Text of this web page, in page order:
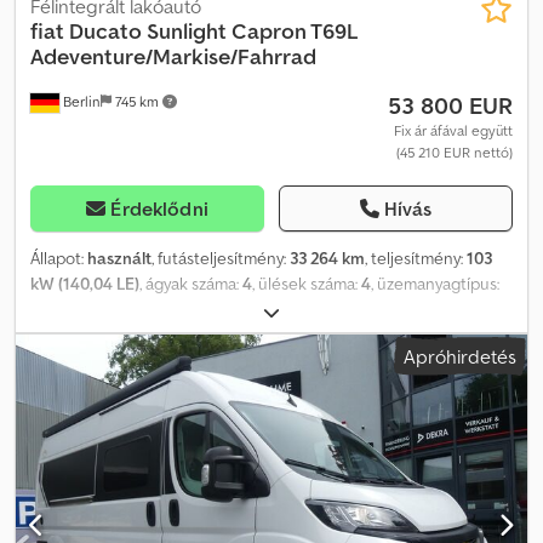
Berlin 745 km
Félintegrált lakóautó
fiat Ducato Sunlight Capron T69L
Adeventure/Markise/Fahrrad
53 800 EUR
Fix ár áfával együtt
(45 210 EUR nettó)
Érdeklődni Hívás
Állapot: használt, futásteljesítmény: 33 264 km, teljesítmény:103
kW (140,04 LE) , ágyak száma:4 , ülések száma:4 , üzemanyagtípus:
, szín:
helyezés:05/2021, teljes hossz:7 396 mm, kibocsátási osztály:
nincs
, felfüggesztés:egyéb, vezetőfülke:egyéb
, építési
magasság:2 860 mm , üzemanyag:dízel , Felszereltség:ABS,
elektronikus stabilitásprogram (ESP), fedélzeti számítógép,
fürdőszoba, immobilizerrendszer, koromszűrő, központi zár,
légkondicionálás, légzsák, navigációs rendszer, tempomat,
állófűtés
, Felszereltség (részlet): - Xzent érintőképernyős
navigációs rendszer / rádió - Tolatókamera - Klímaberendezés a
vezetőfülkében - Truma Combi fűtés + melegvíz - Ágyazható ágy -
Apróhirdetés